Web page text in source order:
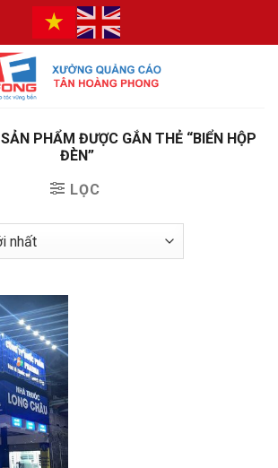
SẢN PHẨM ĐƯỢC GẮN THẺ “BIỂN HỘP
ĐÈN”
LỌC